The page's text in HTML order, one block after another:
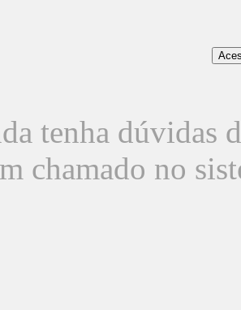
tenha dúvidas
chamado no